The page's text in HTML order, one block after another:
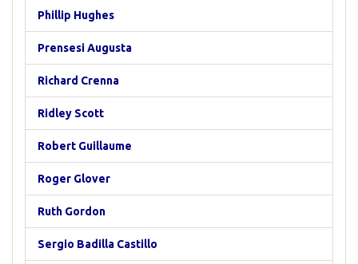
Phillip Hughes
Prensesi Augusta
Richard Crenna
Ridley Scott
Robert Guillaume
Roger Glover
Ruth Gordon
Sergio Badilla Castillo